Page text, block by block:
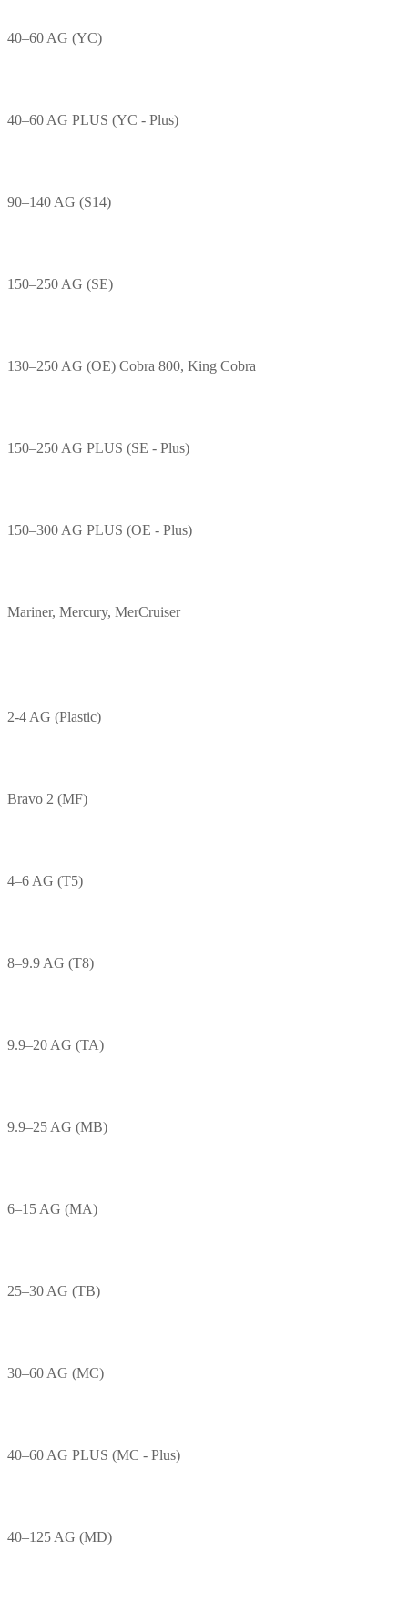
40–60 AG (YC)
40–60 AG PLUS (YC - Plus)
90–140 AG (S14)
150–250 AG (SE)
130–250 AG (OE) Cobra 800, King Cobra
150–250 AG PLUS (SE - Plus)
150–300 AG PLUS (OE - Plus)
Mariner, Mercury, MerCruiser
2-4 AG (Plastic)
Bravo 2 (MF)
4–6 AG (T5)
8–9.9 AG (T8)
9.9–20 AG (TA)
9.9–25 AG (MB)
6–15 AG (MA)
25–30 AG (TB)
30–60 AG (MC)
40–60 AG PLUS (MC - Plus)
40–125 AG (MD)